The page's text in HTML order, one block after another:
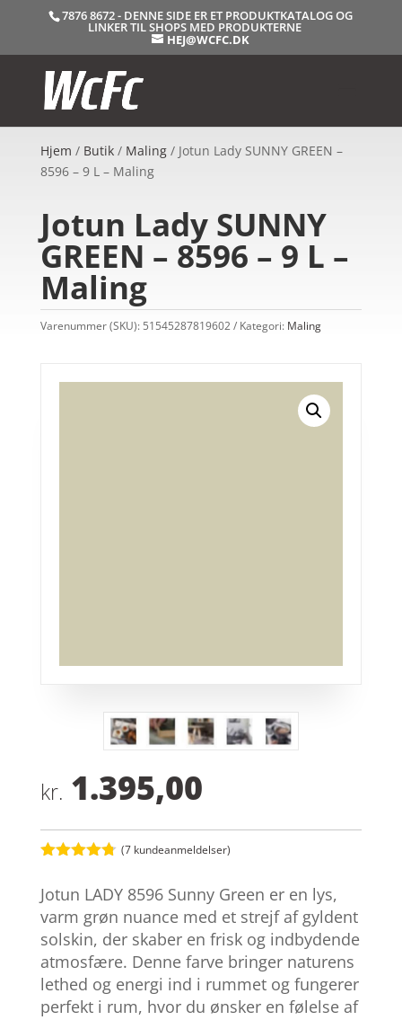
7876 8672 - DENNE SIDE ER ET PRODUKTKATALOG OG
LINKER TIL SHOPS MED PRODUKTERNE
HEJ@WCFC.DK
Hjem / Butik/ Maling/ Jotun Lady SUNNY GREEN –
8596 – 9 L – Maling
Jotun Lady SUNNY
GREEN – 8596 – 9 L –
Maling
Varenummer (SKU): 51545287819602 Kategori: Maling
kr. 1.395,00
ud af 5
baseret på
kundebedø
mmelser
(7 kundeanmeldelser)
Jotun LADY 8596 Sunny Green er en lys,
varm grøn nuance med et strejf af gyldent
solskin, der skaber en frisk og indbydende
atmosfære. Denne farve bringer naturens
lethed og energi ind i rummet og fungerer
perfekt i rum, hvor du ønsker en følelse af